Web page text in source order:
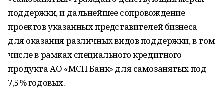
поддержки, и дальнейшее сопровождение
проектов указанных представителей бизнеса
для оказания различных видов поддержки, в том
числе в рамках специального кредитного
продукта АО «МСП Банк» для самозанятых под
7,5% годовых.